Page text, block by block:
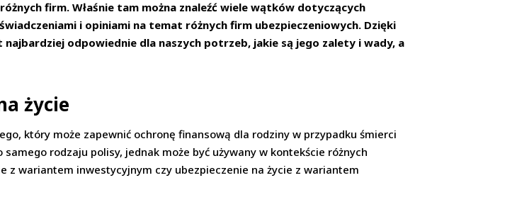
firm. Właśnie tam można znaleźć wiele wątków dotyczących
i opiniami na temat różnych firm ubezpieczeniowych. Dzięki
odpowiednie dla naszych potrzeb, jakie są jego zalety i wady, a
życie
który może zapewnić ochronę finansową dla rodziny w przypadku śmierci
samego rodzaju polisy, jednak może być używany w kontekście różnych
z wariantem inwestycyjnym czy ubezpieczenie na życie z wariantem